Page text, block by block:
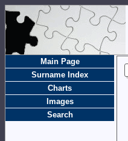
Main Page
Surname Index
Charts
Images
Search